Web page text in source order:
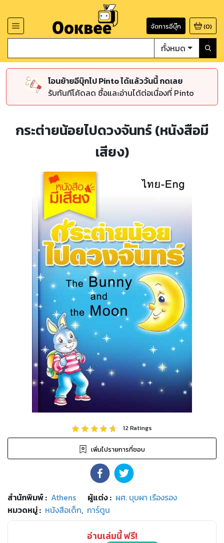
จัดการอีบุ๊ก (0)
ทั้งหมด
โอนย้ายอีบุ๊กไป Pinto ได้แล้ววันนี้ กดเลย
รับทันทีโค้ดลด ซื้อและอ่านได้ต่อเนื่องที่ Pinto
กระต่ายน้อยไปดวงจันทร์ (หนังสือมี
เสียง)
12Ratings
เพิ่มไปรายการที่ชอบ
สำนักพิมพ์: Athens ผู้แต่ง : ผศ. บุบผา เรืองรอง
หมวดหมู่: หนังสือเด็ก, การ์ตูน
อ่านเล่มนี้ ฟรี!